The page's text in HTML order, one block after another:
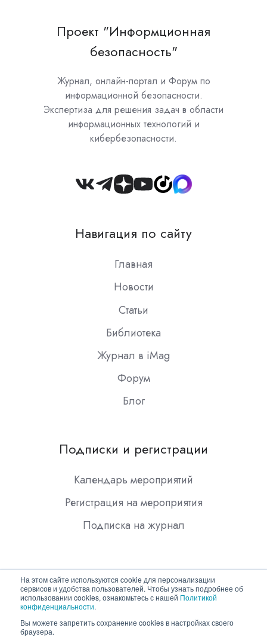
На этом сайте используются cookie для персонализации
сервисов и удобства пользователей. Чтобы узнать подробнее об
использовании cookies, ознакомьтесь с нашей Политикой
конфиденциальности.
Вы можете запретить сохранение cookies в настройках своего
браузера.
Проект "Информционная
безопасность"
Журнал, онлайн-портал и Форум по
информационной безопасности.
Экспертиза для решения задач в области
информационных технологий и
кибербезопасности.
Join
Slack
Навигация по сайту
Главная
Новости
Статьи
Библиотека
Журнал в iMag
Форум
Блог
Подписки и регистрации
Календарь мероприятий
Регистрация на мероприятия
Подписка на журнал
Copyright © 2026 ООО "Гротек"